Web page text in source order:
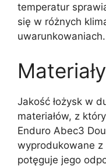
temperatur
się w różnych
uwarunkowaniach.
Jakość łożysk w
materiałów, z
Enduro Abec3
wyprodukowane
potęguje jego